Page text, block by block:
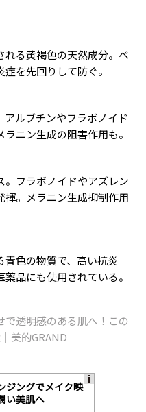
れる黄褐色の天然成分。ベ
を先回りして防ぐ。
ルブチンやフラボノイド
ニン生成の阻害作用も。
。フラボノイドやアズレン
揮。メラニン生成抑制作用
色の物質で、高い抗炎
品にも使用されている。
透明感のある肌へ！この
美的GRAND
ジングでメイク映
い美肌へ